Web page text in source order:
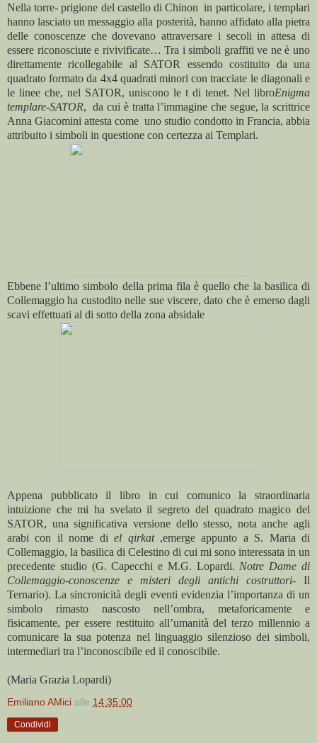
Nella torre- prigione del castello di Chinon in particolare, i templari
hanno lasciato un messaggio alla posterità, hanno affidato alla pietra
delle conoscenze che dovevano attraversare i secoli in attesa di
essere riconosciute e rivivificate… Tra i simboli graffiti ve ne è uno
direttamente ricollegabile al SATOR essendo costituito da una
quadrato formato da 4x4 quadrati minori con tracciate le diagonali e
le linee che, nel SATOR, uniscono le t di tenet. Nel libroEnigma
templare-SATOR, da cui è tratta l’immagine che segue, la scrittrice
Anna Giacomini attesta come uno studio condotto in Francia, abbia
attribuito i simboli in questione con certezza ai Templari.
Ebbene l’ultimo simbolo della prima fila è quello che la basilica di
Collemaggio ha custodito nelle sue viscere, dato che è emerso dagli
scavi effettuati al di sotto della zona absidale
Appena pubblicato il libro in cui comunico la straordinaria
intuizione che mi ha svelato il segreto del quadrato magico del
SATOR, una significativa versione dello stesso, nota anche agli
arabi con il nome diel qirkat,emerge appunto a S. Maria di
Collemaggio, la basilica di Celestino di cui mi sono interessata in un
precedente studio (G. Capecchi e M.G. Lopardi. Notre Dame di
Collemaggio-conoscenze e misteri degli antichi costruttori- Il
Ternario). La sincronicità degli eventi evidenzia l’importanza di un
simbolo rimasto nascosto nell’ombra, metaforicamente e
fisicamente, per essere restituito all’umanità del terzo millennio a
comunicare la sua potenza nel linguaggio silenzioso dei simboli,
intermediari tra l’inconoscibile ed il conoscibile.
(Maria Grazia Lopardi)
Emiliano AMici alle 14:35:00
Condividi